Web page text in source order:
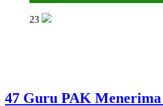
23
47 Guru PAK